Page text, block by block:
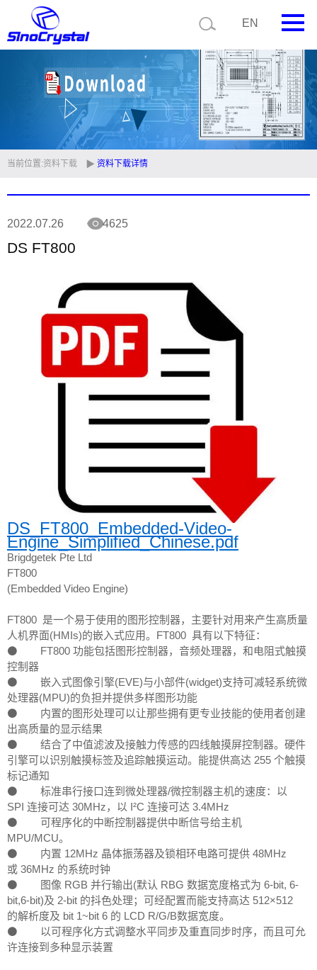
EN
技术支持
视频中心
新闻中心
当前位置:资料下载 资料下载详情
2022.07.26 4625
DS FT800
DS_FT800_Embedded-Video-
Engine_Simplified_Chinese.pdf
Brigdgetek Pte Ltd
FT800
(Embedded Video Engine)
FT800 是一个易于使用的图形控制器，主要针对用来产生高质量
人机界面(HMIs)的嵌入式应用。FT800 具有以下特征：
⚫ FT800 功能包括图形控制器，音频处理器，和电阻式触摸
控制器
⚫ 嵌入式图像引擎(EVE)与小部件(widget)支持可减轻系统微
处理器(MPU)的负担并提供多样图形功能
⚫ 内置的图形处理可以让那些拥有更专业技能的使用者创建
出高质量的显示结果
⚫ 结合了中值滤波及接触力传感的四线触摸屏控制器。硬件
引擎可以识别触摸标签及追踪触摸运动。能提供高达 255 个触摸
标记通知
⚫ 标准串行接口连到微处理器/微控制器主机的速度：以
SPI 连接可达 30MHz，以 I²C 连接可达 3.4MHz
⚫ 可程序化的中断控制器提供中断信号给主机
MPU/MCU。
⚫ 内置 12MHz 晶体振荡器及锁相环电路可提供 48MHz
或 36MHz 的系统时钟
⚫ 图像 RGB 并行输出(默认 RBG 数据宽度格式为 6-bit, 6-
bit,6-bit)及 2-bit 的抖色处理；可经配置而能支持高达 512×512
的解析度及 bit 1~bit 6 的 LCD R/G/B数据宽度。
⚫ 以可程序化方式调整水平同步及重直同步时序，而且可允
许连接到多种显示装置